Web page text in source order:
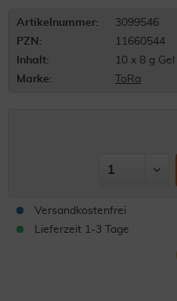
Artikelnummer:
3099546
PZN:
11660544
Inhalt:
10 x 8 g Gel
Marke:
ToRa
Versandkostenfrei
Lieferzeit 1-3 Tage